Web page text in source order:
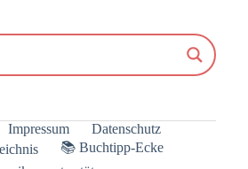
Impressum
Datenschutz
📚 Buchtipp-Ecke